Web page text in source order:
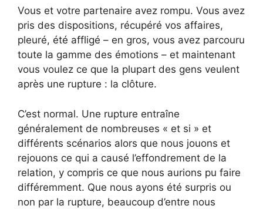
Vous et votre partenaire avez rompu. Vous avez
pris des dispositions, récupéré vos affaires,
pleuré, été affligé – en gros, vous avez parcouru
toute la gamme des émotions – et maintenant
vous voulez ce que la plupart des gens veulent
après une rupture : la clôture.
C’est normal. Une rupture entraîne
généralement de nombreuses « et si » et
différents scénarios alors que nous jouons et
rejouons ce qui a causé l’effondrement de la
relation, y compris ce que nous aurions pu faire
différemment. Que nous ayons été surpris ou
non par la rupture, beaucoup d’entre nous